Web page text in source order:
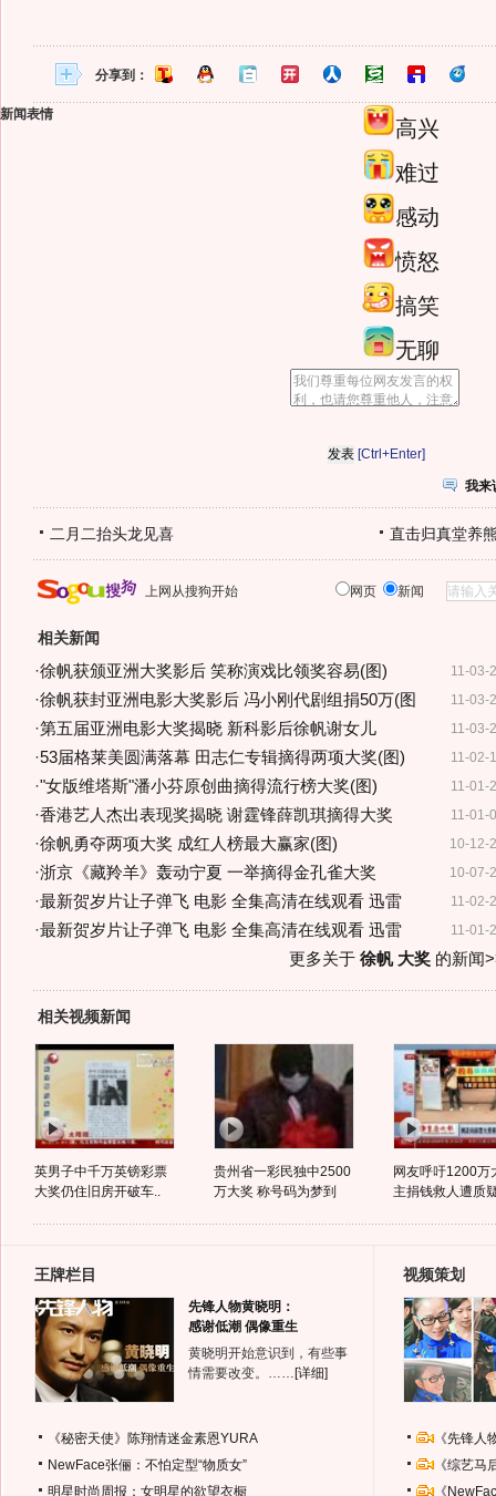
分享到：
新闻表情
高兴
难过
感动
愤怒
搞笑
无聊
[Ctrl+Enter]
我来
二月二抬头龙见喜 直击归真堂养
上网从搜狗开始 网页 新闻
相关新闻
11-03-
·徐帆获颁亚洲大奖影后 笑称演戏比领奖容易(图)
11-03-
·徐帆获封亚洲电影大奖影后 冯小刚代剧组捐50万(图
11-03-
·第五届亚洲电影大奖揭晓 新科影后徐帆谢女儿
11-02-
·53届格莱美圆满落幕 田志仁专辑摘得两项大奖(图)
11-01-
·"女版维塔斯"潘小芬原创曲摘得流行榜大奖(图)
11-01-
·香港艺人杰出表现奖揭晓 谢霆锋薛凯琪摘得大奖
10-12-
·徐帆勇夺两项大奖 成红人榜最大赢家(图)
10-07-
·浙京《藏羚羊》轰动宁夏 一举摘得金孔雀大奖
11-02-
·最新贺岁片让子弹飞 电影 全集高清在线观看 迅雷
11-01-
·最新贺岁片让子弹飞 电影 全集高清在线观看 迅雷
更多关于 徐帆 大奖的新闻
相关视频新闻
英男子中千万英镑彩票
大奖仍住旧房开破车..
贵州省一彩民独中2500
万大奖 称号码为梦到
网友呼吁1200万
主捐钱救人遭质
王牌栏目
先锋人物黄晓明：
感谢低潮 偶像重生
黄晓明开始意识到，有些事
情需要改变。…… [详细]
《秘密天使》陈翔情迷金素恩YURA
NewFace张俪：不怕定型“物质女”
明星时尚周报：女明星的欲望衣橱
视频策划
《先锋
《综艺
《